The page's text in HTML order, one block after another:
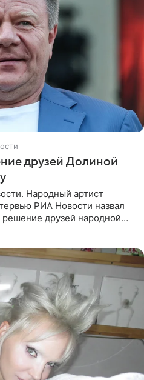
друзей Долиной
Народный артист
РИА Новости назвал
друзей народной